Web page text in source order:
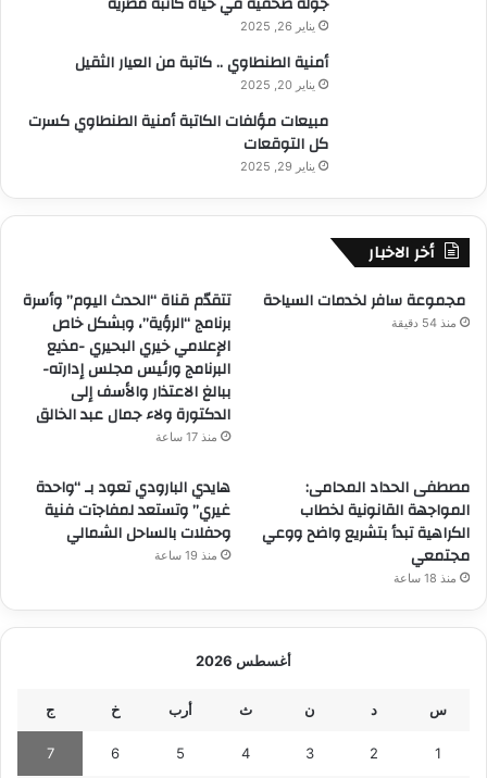
يناير 26, 2025
أمنية الطنطاوي .. كاتبة من العيار الثقيل
يناير 20, 2025
مبيعات مؤلفات الكاتبة أمنية الطنطاوي كسرت
كل التوقعات
يناير 29, 2025
أخر الاخبار
مجموعة سافر لخدمات السياحة
منذ 54 دقيقة
تتقدّم قناة “الحدث اليوم” وأسرة
برنامج “الرؤية”، وبشكل خاص
الإعلامي خيري البحيري -مذيع
البرنامج ورئيس مجلس إدارته-
ببالغ الاعتذار والأسف إلى
الدكتورة ولاء جمال عبد الخالق
منذ 17 ساعة
مصطفى الحداد المحامى:
المواجهة القانونية لخطاب
الكراهية تبدأ بتشريع واضح ووعي
مجتمعي
منذ 18 ساعة
هايدي البارودي تعود بـ “واحدة
غيري” وتستعد لمفاجآت فنية
وحفلات بالساحل الشمالي
منذ 19 ساعة
أغسطس 2026
س د ن ث أرب خ ج
1
2
3
4
5
6
7